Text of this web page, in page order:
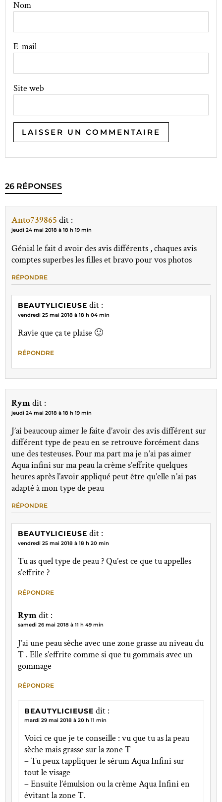
Nom
E-mail
Site web
26 RÉPONSES
Anto739865 dit :
jeudi 24 mai 2018 à 18 h 19 min
Génial le fait d avoir des avis différents , chaques avis
comptes superbes les filles et bravo pour vos photos
RÉPONDRE
BEAUTYLICIEUSE dit :
vendredi 25 mai 2018 à 18 h 04 min
Ravie que ça te plaise 🙂
RÉPONDRE
Rymdit :
jeudi 24 mai 2018 à 18 h 19 min
J’ai beaucoup aimer le faite d’avoir des avis différent sur
différent type de peau en se retrouve forcément dans
une des testeuses. Pour ma part ma je n’ai pas aimer
Aqua infini sur ma peau la crème s’effrite quelques
heures après l’avoir appliqué peut être qu’elle n’ai pas
adapté à mon type de peau
RÉPONDRE
BEAUTYLICIEUSE dit :
vendredi 25 mai 2018 à 18 h 20 min
Tu as quel type de peau ? Qu’est ce que tu appelles
s’effrite ?
RÉPONDRE
Rymdit :
samedi 26 mai 2018 à 11 h 49 min
J’ai une peau sèche avec une zone grasse au niveau du
T . Elle s’effrite comme si que tu gommais avec un
gommage
RÉPONDRE
BEAUTYLICIEUSE dit :
mardi 29 mai 2018 à 20 h 11 min
Voici ce que je te conseille : vu que tu as la peau
sèche mais grasse sur la zone T
– Tu peux tappliquer le sérum Aqua Infini sur
tout le visage
– Ensuite l’émulsion ou la crème Aqua Infini en
évitant la zone T.